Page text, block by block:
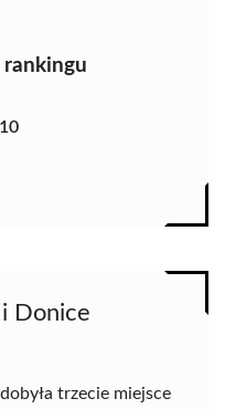
rankingu
Donice
trzecie miejsce